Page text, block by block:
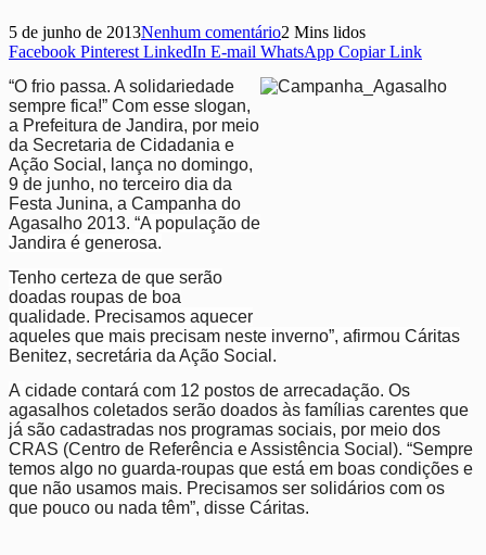
5 de junho de 2013Nenhum comentário2 Mins lidos
Facebook Pinterest LinkedIn E-mail WhatsApp Copiar Link
“O frio passa. A solidariedade
sempre fica!” Com esse slogan,
a Prefeitura de Jandira, por meio
da Secretaria de Cidadania e
Ação Social, lança no domingo,
9 de junho, no terceiro dia da
Festa Junina, a Campanha do
Agasalho 2013. “A população de
Jandira é generosa.
Tenho certeza de que serão
doadas roupas de boa
qualidade. Precisamos aquecer
aqueles que mais precisam neste inverno”, afirmou Cáritas
Benitez, secretária da Ação Social.
A cidade contará com 12 postos de arrecadação. Os
agasalhos coletados serão doados às famílias carentes que
já são cadastradas nos programas sociais, por meio dos
CRAS (Centro de Referência e Assistência Social). “Sempre
temos algo no guarda-roupas que está em boas condições e
que não usamos mais. Precisamos ser solidários com os
que pouco ou nada têm”, disse Cáritas.